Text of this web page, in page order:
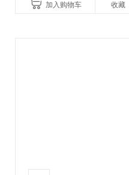
加入购物车 收藏